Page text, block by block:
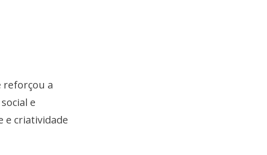
reforçou a
e
e criatividade